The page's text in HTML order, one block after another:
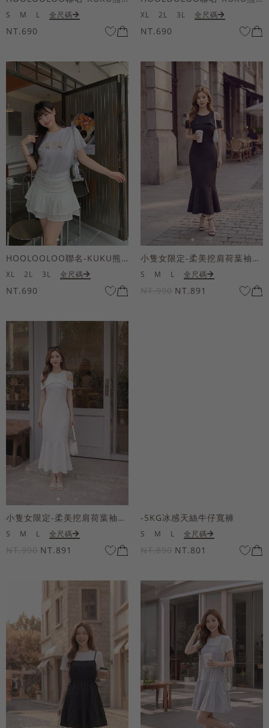
S M L 全尺碼
NT.690
XL 2L 3L 全尺碼
NT.690
HOOLOOLOO聯名-KUKU熊蝴蝶結短袖上衣
XL 2L 3L 全尺碼
NT.690
小隻女限定-柔美挖肩荷葉袖魚尾長洋裝
S M L 全尺碼
NT.990 NT.891
小隻女限定-柔美挖肩荷葉袖魚尾長洋裝
S M L 全尺碼
NT.990 NT.891
-5KG冰感天絲牛仔寬褲
S M L 全尺碼
NT.890 NT.801